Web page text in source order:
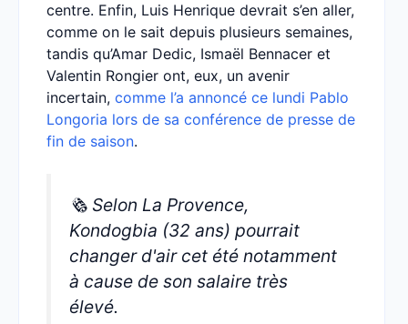
centre. Enfin, Luis Henrique devrait s’en aller,
comme on le sait depuis plusieurs semaines,
tandis qu’Amar Dedic, Ismaël Bennacer et
Valentin Rongier ont, eux, un avenir
incertain, comme l’a annoncé ce lundi Pablo
Longoria lors de sa conférence de presse de
fin de saison.
🗞️ Selon La Provence,
Kondogbia (32 ans) pourrait
changer d'air cet été notamment
à cause de son salaire très
élevé.